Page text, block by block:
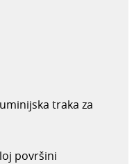
traka za
površini